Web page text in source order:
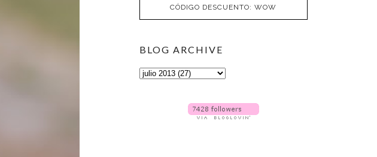
CÓDIGO DESCUENTO: WOW
BLOG ARCHIVE